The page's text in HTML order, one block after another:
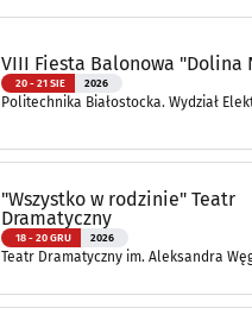
VIII Fiesta Balonowa "Dolina
20 - 21 SIE 2026
Politechnika Białostocka. Wydział
"Wszystko w rodzinie" Teatr
Dramatyczny
18 - 20 GRU 2026
Teatr Dramatyczny im. Aleksandra